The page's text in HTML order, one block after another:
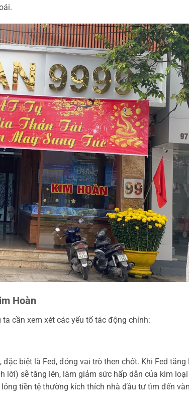
Hoàn
ta cần xem xét các yếu tố tác động chính:
biệt là Fed, đóng vai trò then chốt. Khi Fed tăng
lời) sẽ tăng lên, làm giảm sức hấp dẫn của kim loại
tiền tệ thường kích thích nhà đầu tư tìm đến